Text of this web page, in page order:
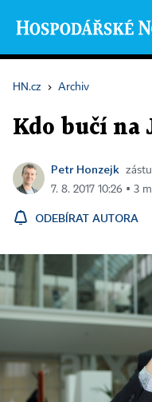
HN.cz › Archiv
Kdo bučí na
Petr Honzejk
7. 8. 2017 10:26 ▪ 3
ODEBÍRAT AUTORA